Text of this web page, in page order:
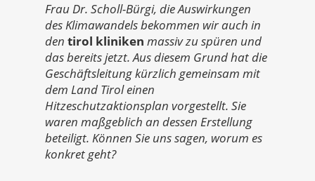
Frau Dr. Scholl-Bürgi, die Auswirkungen
des Klimawandels bekommen wir auch in
den tirol kliniken massiv zu spüren und
das bereits jetzt. Aus diesem Grund hat die
Geschäftsleitung kürzlich gemeinsam mit
dem Land Tirol einen
Hitzeschutzaktionsplan vorgestellt. Sie
waren maßgeblich an dessen Erstellung
beteiligt. Können Sie uns sagen, worum es
konkret geht?